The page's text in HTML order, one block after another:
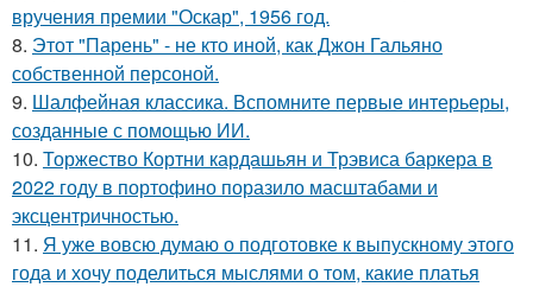
вручения премии "Оскар", 1956 год.
8. Этот "Парень" - не кто иной, как Джон Гальяно
собственной персоной.
9. Шалфейная классика. Вспомните первые интерьеры,
созданные с помощью ИИ.
10. Торжество Кортни кардашьян и Трэвиса баркера в
2022 году в портофино поразило масштабами и
эксцентричностью.
11. Я уже вовсю думаю о подготовке к выпускному этого
года и хочу поделиться мыслями о том, какие платья